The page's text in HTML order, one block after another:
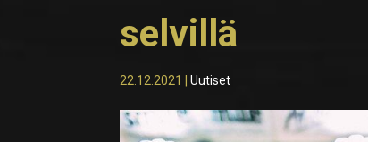
selvillä
22.12.2021 |Uutiset